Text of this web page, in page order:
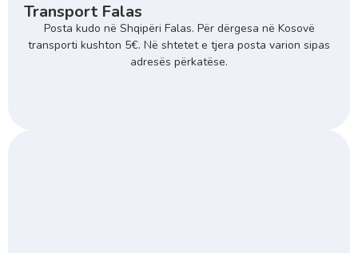
Transport Falas
Posta kudo në Shqipëri Falas. Për dërgesa në Kosovë
transporti kushton 5€. Në shtetet e tjera posta varion sipas
adresës përkatëse.